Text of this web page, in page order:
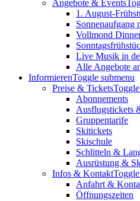
Angebote & Events
1. August-
Sonnenaufgang
Vollmond
Live Musik in
Alle Angebote
InformierenToggle submenu
Preise & Tickets
Abonnements
Ausflugstickets
Gruppentarife
Skitickets
Skischule
Schlitteln &
Ausrüstung &
Infos & Kontakt
Anfahrt &
Öffnungszeiten